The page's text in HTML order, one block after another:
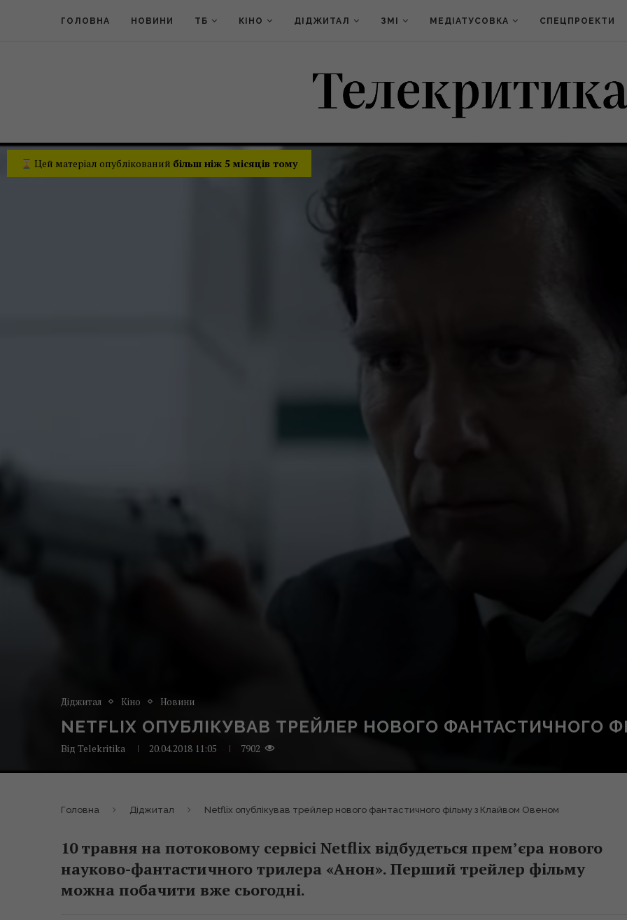
ГОЛОВНА НОВИНИ ТБ КІНО ДІДЖИТАЛ ЗМІ МЕДІАТУСОВКА СПЕЦПРОЕКТИ
Цей матеріал опублікований більш ніж 5 місяців тому
Діджитал Кіно Новини
NETFLIX ОПУБЛІКУВАВ ТРЕЙЛЕР НОВОГО ФАНТАСТИЧНОГО
Від Telekritika 20.04.2018 11:05 7902
Головна Діджитал Netflix опублікував трейлер нового фантастичного фільму з Клайвом Овеном
10 травня на потоковому сервісі Netflix відбудеться прем’єра нового
науково-фантастичного трилера «Анон». Перший трейлер фільму
можна побачити вже сьогодні.